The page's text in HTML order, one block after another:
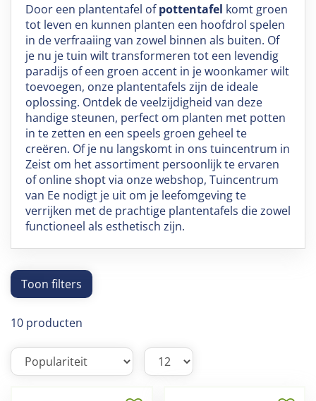
Door een plantentafel ofpottentafel komt groen
tot leven en kunnen planten een hoofdrol spelen
in de verfraaiing van zowel binnen als buiten. Of
je nu je tuin wilt transformeren tot een levendig
paradijs of een groen accent in je woonkamer wilt
toevoegen, onze plantentafels zijn de ideale
oplossing. Ontdek de veelzijdigheid van deze
handige steunen, perfect om planten met potten
in te zetten en een speels groen geheel te
creëren. Of je nu langskomt in ons tuincentrum in
Zeist om het assortiment persoonlijk te ervaren
of online shopt via onze webshop, Tuincentrum
van Ee nodigt je uit om je leefomgeving te
verrijken met de prachtige plantentafels die zowel
functioneel als esthetisch zijn.
Toon filters
10 producten